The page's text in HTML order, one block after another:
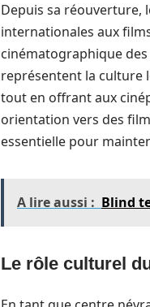
Depuis sa réouverture,
internationales aux
cinématographique
représentent la culture
tout en offrant aux
orientation vers des
essentielle pour
A lire aussi : Blind
Le rôle culturel